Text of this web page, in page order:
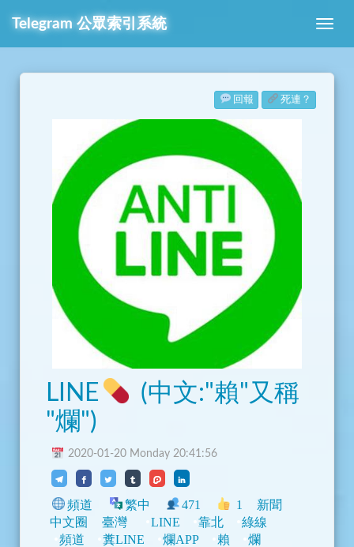
Telegram 公眾索引系統
回報 死連？
LINE
(中文:"賴"又稱
"爛")
2020-01-20 Monday 20:41:56
頻道 繁中 471 1
新聞
中文圈
臺灣 LINE 靠北
綠線
頻道
糞LINE 爛APP 賴 爛